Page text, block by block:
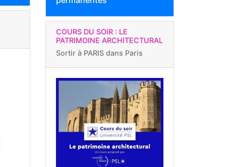
COURS DU SOIR : LE
PATRIMOINE ARCHITECTURAL
Sortir à PARIS dans Paris